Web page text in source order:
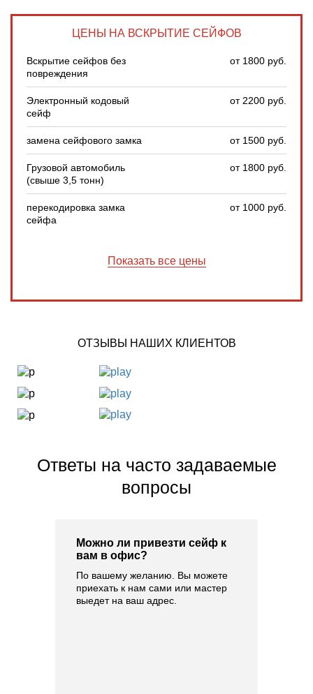
ЦЕНЫ НА ВСКРЫТИЕ СЕЙФОВ
Вскрытие сейфов без
повреждения
от 1800 руб.
Электронный кодовый
сейф
от 2200 руб.
замена сейфового замка от 1500 руб.
Грузовой автомобиль
(свыше 3,5 тонн)
от 1800 руб.
перекодировка замка
сейфа
от 1000 руб.
Показать все цены
ОТЗЫВЫ НАШИХ КЛИЕНТОВ
Ответы на часто задаваемые
вопросы
Можно ли привезти сейф к
вам в офис?
По вашему желанию. Вы можете
приехать к нам сами или мастер
выедет на ваш адрес.